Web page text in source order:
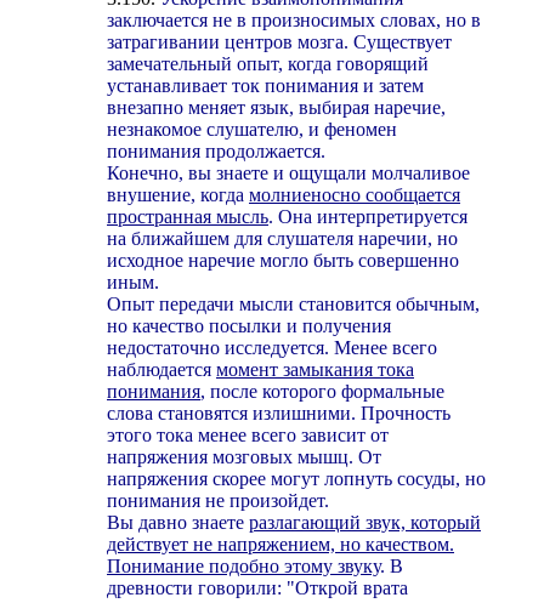
заключается не в произносимых словах, но в
затрагивании центров мозга. Существует
замечательный опыт, когда говорящий
устанавливает ток понимания и затем
внезапно меняет язык, выбирая наречие,
незнакомое слушателю, и феномен
понимания продолжается.
Конечно, вы знаете и ощущали молчаливое
внушение, когда молниеносно сообщается
пространная мысль. Она интерпретируется
на ближайшем для слушателя наречии, но
исходное наречие могло быть совершенно
иным.
Опыт передачи мысли становится обычным,
но качество посылки и получения
недостаточно исследуется. Менее всего
наблюдается момент замыкания тока
понимания, после которого формальные
слова становятся излишними. Прочность
этого тока менее всего зависит от
напряжения мозговых мышц. От
напряжения скорее могут лопнуть сосуды, но
понимания не произойдет.
Вы давно знаете разлагающий звук, который
действует не напряжением, но качеством.
Понимание подобно этому звуку. В
древности говорили: "Открой врата